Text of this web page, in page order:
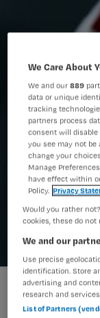
'Bestuurder
We Care About
We and our889
data or unique
tracking
partners process
consent will disable
you see may not
change your
Manage
have effect within
Policy. Privacy
Would you rather
cookies, these do not
We and our
Use precise
identification. Store
advertising and
research and
List of Partners